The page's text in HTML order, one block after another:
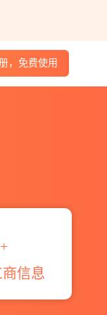
，免费使用
信息